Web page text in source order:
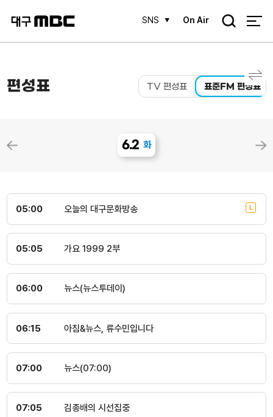
SNS On Air
검
편성표 TV 편성표 표준FM 편성표
6.2 화
05:00 오늘의 대구문화방송
05:05 가요 1999 2부
06:00 뉴스(뉴스투데이)
06:15 아침&뉴스, 류수민입니다
07:00 뉴스(07:00)
07:05 김종배의 시선집중